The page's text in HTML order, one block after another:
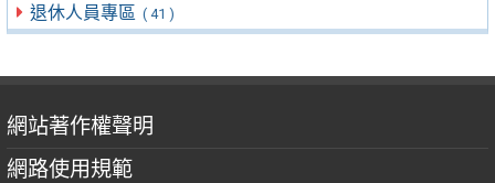
退休人員專區 ( 41 )
網站著作權聲明
網路使用規範